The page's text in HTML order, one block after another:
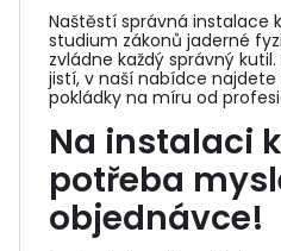
Naštěstí správná instalace
studium zákonů jaderné
zvládne každý správný
jistí, v naší nabídce
pokládky na míru od
Na instalaci
potřeba
objednávce!